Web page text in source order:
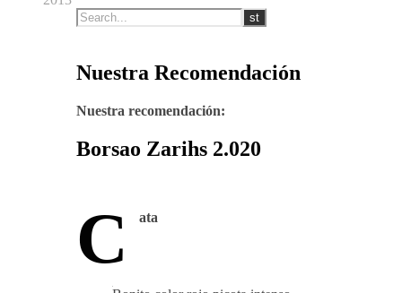
Nuestra Recomendación
Nuestra recomendación:
Borsao Zarihs 2.020
C ata